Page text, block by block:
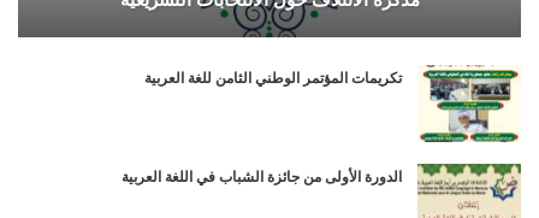
تكريمات المؤتمر الوطني الثامن للغة العربية
الدورة الأولى من جائزة الشباب في اللغة العربية